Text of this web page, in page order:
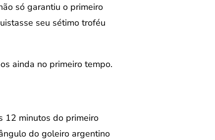
só garantiu o primeiro
seu sétimo troféu
ainda no primeiro tempo.
12 minutos do primeiro
do goleiro argentino